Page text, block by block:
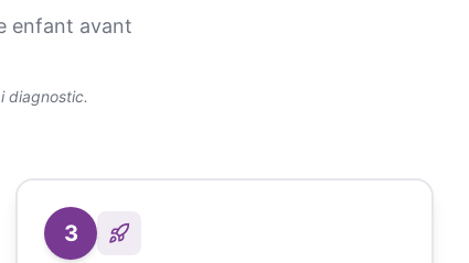
enfant avant
diagnostic.
3